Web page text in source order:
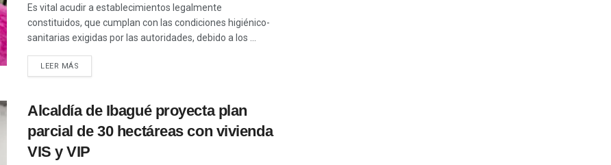
Es vital acudir a establecimientos legalmente
constituidos, que cumplan con las condiciones higiénico-
sanitarias exigidas por las autoridades, debido a los ...
LEER MÁS
Alcaldía de Ibagué proyecta plan
parcial de 30 hectáreas con vivienda
VIS y VIP